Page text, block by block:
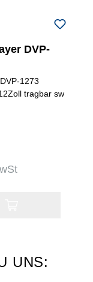
DVP-
1273
tragbar sw
UNS: